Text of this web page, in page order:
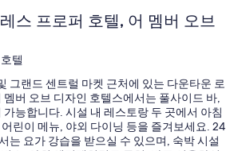
스 프로퍼 호텔, 어 멤버 오브
텔
그랜드 센트럴 마켓 근처에 있는 다운타운 로
버 오브 디자인 호텔스에서는 풀사이드 바,
능합니다. 시설 내 레스토랑 두 곳에서 아침
린이 메뉴, 야외 다이닝 등을 즐겨보세요. 24
는 요가 강습을 받으실 수 있으며, 숙박 시설